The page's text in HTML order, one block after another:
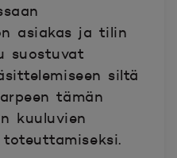
asiakas ja tilin
suostuvat
siltä
tämän
kuuluvien